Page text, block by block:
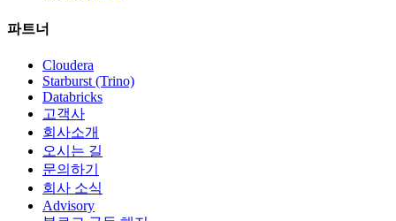
파트너
Cloudera
Starburst (Trino)
Databricks
고객사
회사소개
오시는 길
문의하기
회사 소식
Advisory